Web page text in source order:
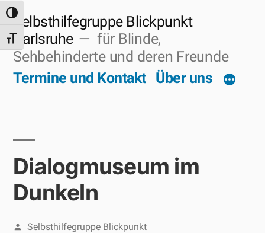
Zum
Inhalt
springen
Umschalten auf hohe Kontraste
Schrift vergrößern
Selbsthilfegruppe Blickpunkt
Karlsruhe
für Blinde,
Sehbehinderte und deren Freunde
Termine und Kontakt Über uns
Dialogmuseum im
Dunkeln
Veröffentlicht
Selbsthilfegruppe Blickpunkt